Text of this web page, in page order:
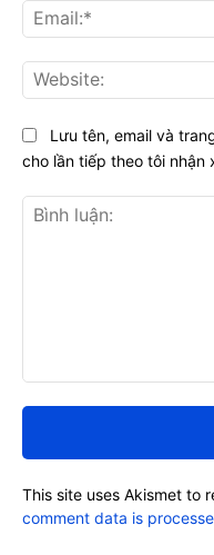
luận:
Lưu tên, email và
cho lần tiếp theo tôi nhận
This site uses Akismet to
comment data is